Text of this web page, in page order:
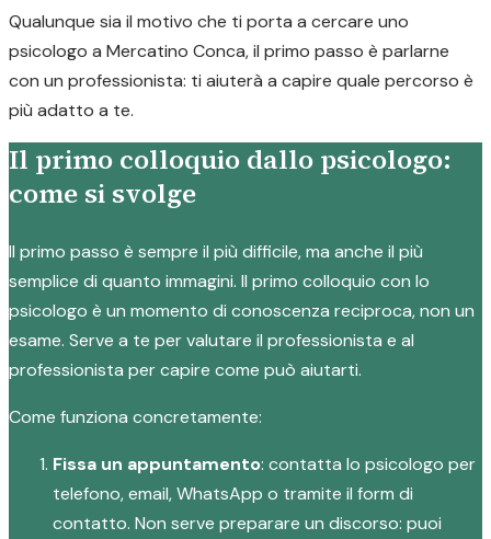
Qualunque sia il motivo che ti porta a cercare uno
psicologo a Mercatino Conca, il primo passo è parlarne
con un professionista: ti aiuterà a capire quale percorso è
più adatto a te.
Il primo colloquio dallo psicologo:
come si svolge
Il primo passo è sempre il più difficile, ma anche il più
semplice di quanto immagini. Il primo colloquio con lo
psicologo è un momento di conoscenza reciproca, non un
esame. Serve a te per valutare il professionista e al
professionista per capire come può aiutarti.
Come funziona concretamente:
Fissa un appuntamento: contatta lo psicologo per
telefono, email, WhatsApp o tramite il form di
contatto. Non serve preparare un discorso: puoi